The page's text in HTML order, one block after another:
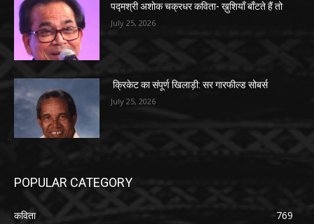
पद्मश्री अशोक चक्रधर कविता- ख़ुशियाँ बाँटते हैं तो
July 25, 2026
क्रिकेट का संपूर्ण खिलाड़ी: सर गारफील्ड सोबर्स
July 25, 2026
POPULAR CATEGORY
कविता
769